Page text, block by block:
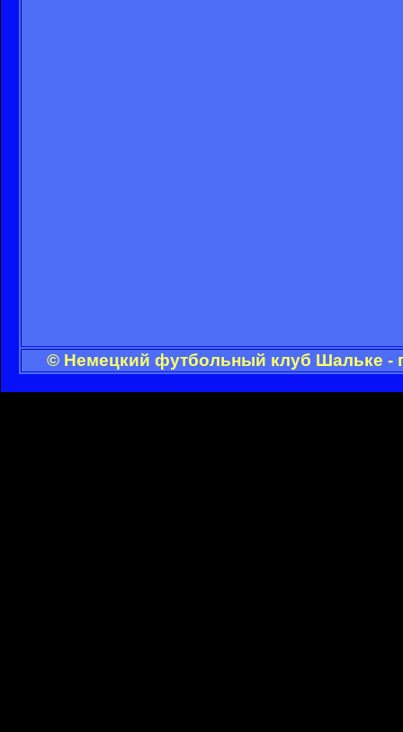
© Немецкий футбольный клуб Шальке -